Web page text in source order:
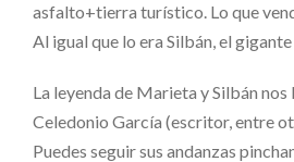
asfalto+tierra turístico. Lo que
Al igual que lo era Silbán, el
La leyenda de Marieta y Silbán nos
Celedonio García (escritor, entre
Puedes seguir sus andanzas